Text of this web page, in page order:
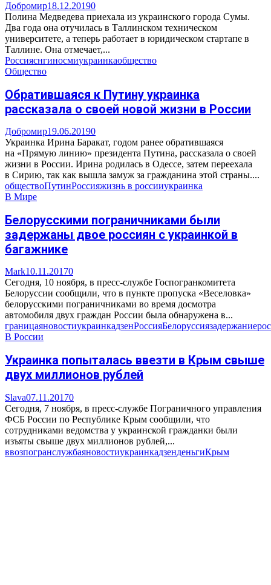
Добромир18.12.20190
Полина Медведева приехала из украинского города Сумы.
Два года она отучилась в Таллинском техническом
университете, а теперь работает в юридическом стартапе в
Таллине. Она отмечает,...
Россияснгиносмиукраинкаобщество
Общество
Обратившаяся к Путину украинка
рассказала о своей новой жизни в России
Добромир19.06.20190
Украинка Ирина Баракат, годом ранее обратившаяся
на «Прямую линию» президента Путина, рассказала о своей
жизни в России. Ирина родилась в Одессе, затем переехала
в Сирию, так как вышла замуж за гражданина этой страны....
обществоПутинРоссияжизнь в россииукраинка
В Мире
Белорусскими пограничниками были
задержаны двое россиян с украинкой в
багажнике
Mark10.11.20170
Сегодня, 10 ноября, в пресс-службе Госпогранкомитета
Белоруссии сообщили, что в пункте пропуска «Веселовка»
белорусскими пограничниками во время досмотра
автомобиля двух граждан России была обнаружена в...
границаяновостиукраинкадзенРоссияБелоруссиязадержание
В России
Украинка попыталась ввезти в Крым свыше
двух миллионов рублей
Slava07.11.20170
Сегодня, 7 ноября, в пресс-службе Пограничного управления
ФСБ России по Республике Крым сообщили, что
сотрудниками ведомства у украинской гражданки были
изъяты свыше двух миллионов рублей,...
ввозпогранслужбаяновостиукраинкадзенденьгиКрым